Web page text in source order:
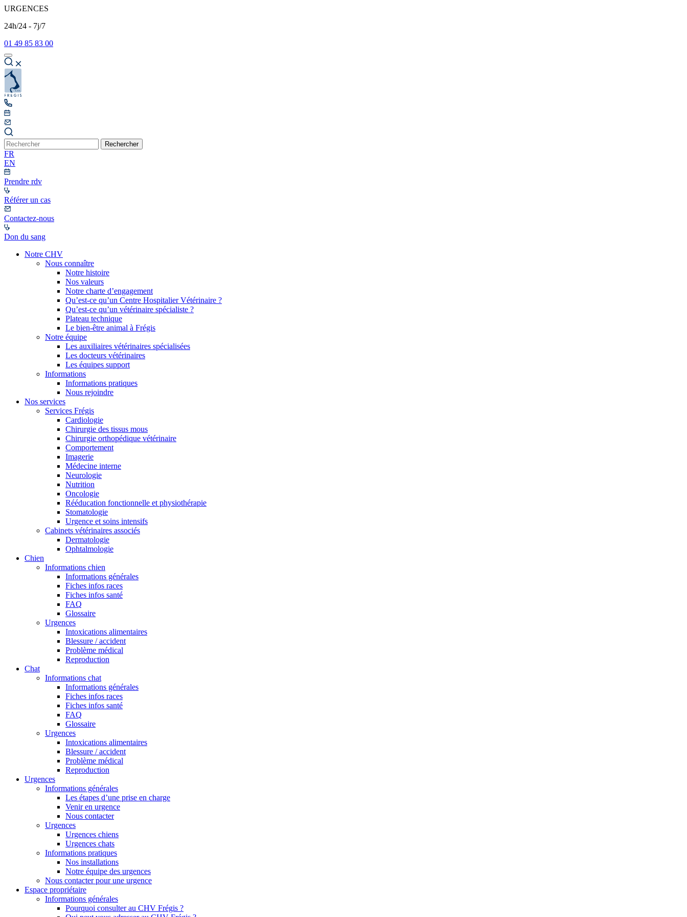
URGENCES
24h/24 - 7j/7
01 49 85 83 00
Rechercher
FR
EN
Prendre rdv
Référer un cas
Contactez-nous
Don du sang
Notre CHV
Nous connaître
Notre histoire
Nos valeurs
Notre charte d’engagement
Qu’est-ce qu’un Centre Hospitalier Vétérinaire ?
Qu’est-ce qu’un vétérinaire spécialiste ?
Plateau technique
Le bien-être animal à Frégis
Notre équipe
Les auxiliaires vétérinaires spécialisées
Les docteurs vétérinaires
Les équipes support
Informations
Informations pratiques
Nous rejoindre
Nos services
Services Frégis
Cardiologie
Chirurgie des tissus mous
Chirurgie orthopédique vétérinaire
Comportement
Imagerie
Médecine interne
Neurologie
Nutrition
Oncologie
Rééducation fonctionnelle et physiothérapie
Stomatologie
Urgence et soins intensifs
Cabinets vétérinaires associés
Dermatologie
Ophtalmologie
Chien
Informations chien
Informations générales
Fiches infos races
Fiches infos santé
FAQ
Glossaire
Urgences
Intoxications alimentaires
Blessure / accident
Problème médical
Reproduction
Chat
Informations chat
Informations générales
Fiches infos races
Fiches infos santé
FAQ
Glossaire
Urgences
Intoxications alimentaires
Blessure / accident
Problème médical
Reproduction
Urgences
Informations générales
Les étapes d’une prise en charge
Venir en urgence
Nous contacter
Urgences
Urgences chiens
Urgences chats
Informations pratiques
Nos installations
Notre équipe des urgences
Nous contacter pour une urgence
Espace propriétaire
Informations générales
Pourquoi consulter au CHV Frégis ?